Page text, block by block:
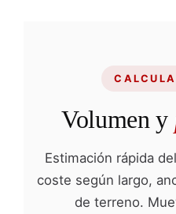
Volumen y
Estimación rápida
coste según largo,
de terreno.